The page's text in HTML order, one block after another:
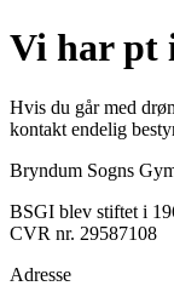
Vi har pt
Hvis du går med
kontakt endelig
Bryndum Sogns
BSGI blev stiftet i
CVR nr. 29587108
Adresse